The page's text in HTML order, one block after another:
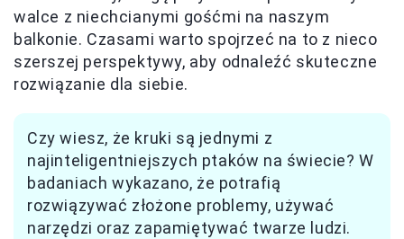
walce z niechcianymi gośćmi na naszym
balkonie. Czasami warto spojrzeć na to z nieco
szerszej perspektywy, aby odnaleźć skuteczne
rozwiązanie dla siebie.
Czy wiesz, że kruki są jednymi z
najinteligentniejszych ptaków na świecie? W
badaniach wykazano, że potrafią
rozwiązywać złożone problemy, używać
narzędzi oraz zapamiętywać twarze ludzi.